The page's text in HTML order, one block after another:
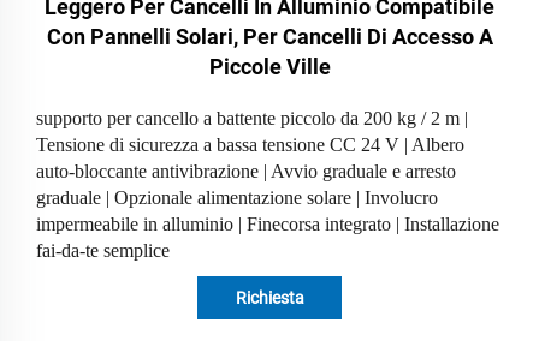
Leggero Per Cancelli In Alluminio Compatibile
Con Pannelli Solari, Per Cancelli Di Accesso A
Piccole Ville
supporto per cancello a battente piccolo da 200 kg / 2 m |
Tensione di sicurezza a bassa tensione CC 24 V | Albero
auto-bloccante antivibrazione | Avvio graduale e arresto
graduale | Opzionale alimentazione solare | Involucro
impermeabile in alluminio | Finecorsa integrato | Installazione
fai-da-te semplice
Richiesta